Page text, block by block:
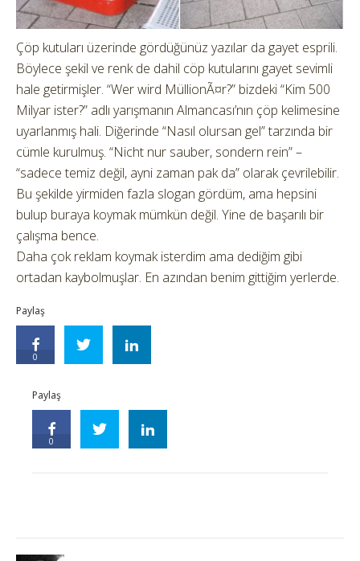
Çöp kutuları üzerinde gördüğünüz yazılar da gayet esprili.
Böylece şekil ve renk de dahil cöp kutularını gayet sevimli
hale getirmişler. “Wer wird MüllionÃ¤r?” bizdeki “Kim 500
Milyar ister?” adlı yarışmanın Almancası’nın çöp kelimesine
uyarlanmış hali. Diğerinde “Nasıl olursan gel” tarzında bir
cümle kurulmuş. “Nicht nur sauber, sondern rein” –
“sadece temiz değil, ayni zaman pak da” olarak çevrilebilir.
Bu şekilde yirmiden fazla slogan gördüm, ama hepsini
bulup buraya koymak mümkün değil. Yine de başarılı bir
çalışma bence.
Daha çok reklam koymak isterdim ama dediğim gibi
ortadan kaybolmuşlar. En azından benim gittiğim yerlerde.
Paylaş
0
Paylaş
0